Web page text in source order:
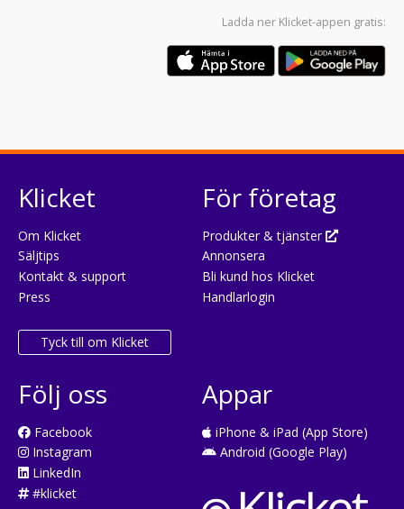
Ladda ner Klicket-appen gratis:
Klicket
Om Klicket
Säljtips
Kontakt & support
Press
Tyck till om Klicket
För företag
Produkter & tjänster
Annonsera
Bli kund hos Klicket
Handlarlogin
Följ oss
Facebook
Instagram
LinkedIn
#klicket
Appar
iPhone & iPad (App Store)
Android (Google Play)